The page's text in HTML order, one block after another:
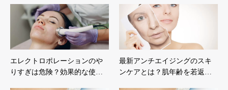
エレクトロポレーションのや
りすぎは危険？効果的な使…
最新アンチエイジングのスキ
ンケアとは？肌年齢を若返…